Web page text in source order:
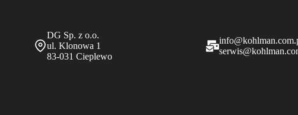
DG Sp. z o.o.
ul. Klonowa 1
83-031 Cieplewo